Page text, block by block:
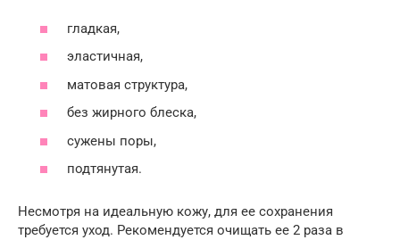
гладкая,
эластичная,
матовая структура,
без жирного блеска,
сужены поры,
подтянутая.
Несмотря на идеальную кожу, для ее сохранения
требуется уход. Рекомендуется очищать ее 2 раза в